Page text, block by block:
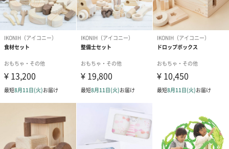
出産祝いちょい足しギフト
出産祝いギフトへの＋αにおすすめです。お母様にもお子様にも嬉
しいギフトオプションをご用意いたしました。